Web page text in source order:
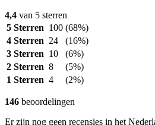
4,4 van 5 sterren
5 Sterren 100 (68%)
4 Sterren 24
(16%)
3 Sterren 10
(6%)
2 Sterren 8
(5%)
1 Sterren 4 (2%)
146 beoordelingen
Er zijn nog geen recensies in het